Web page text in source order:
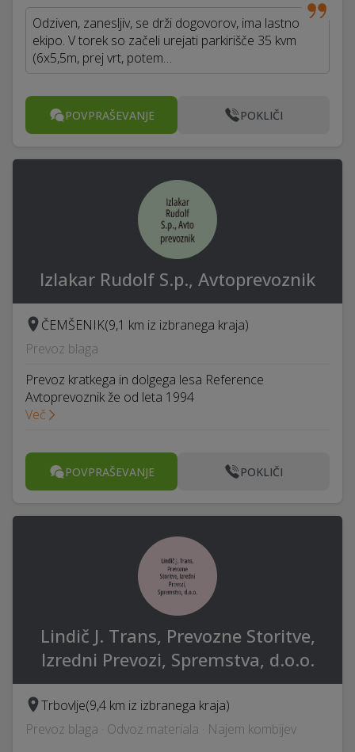
Odziven, zanesljiv, se drži dogovorov, ima lastno
ekipo. V torek so začeli urejati parkirišče 35 kvm
(6x5,5m, prej vrt, potem…
POVPRAŠEVANJE POKLIČI
Izlakar Rudolf S.p., Avtoprevoznik
ČEMŠENIK(9,1 km iz izbranega kraja)
Prevoz blaga
Prevoz kratkega in dolgega lesa Reference
Avtoprevoznik že od leta 1994
Več
POVPRAŠEVANJE POKLIČI
Lindič J. Trans, Prevozne Storitve,
Izredni Prevozi, Spremstva, d.o.o.
Trbovlje(9,4 km iz izbranega kraja)
Prevoz blaga · Odvoz materiala · Najem kombijev